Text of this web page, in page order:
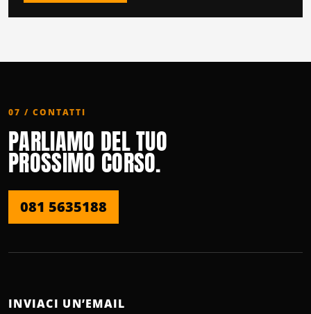
07 / CONTATTI
PARLIAMO DEL TUO
PROSSIMO CORSO.
081 5635188
INVIACI UN’EMAIL